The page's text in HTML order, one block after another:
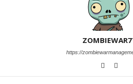
https://